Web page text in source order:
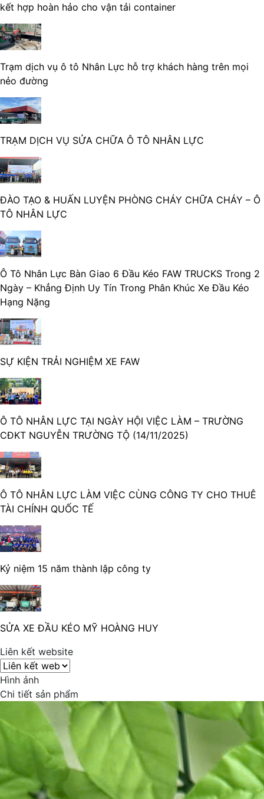
kết hợp hoàn hảo cho vận tải container
Trạm dịch vụ ô tô Nhân Lực hỗ trợ khách hàng trên mọi
nẻo đường
TRẠM DỊCH VỤ SỬA CHỮA Ô TÔ NHÂN LỰC
ĐÀO TẠO & HUẤN LUYỆN PHÒNG CHÁY CHỮA CHÁY – Ô
TÔ NHÂN LỰC
Ô Tô Nhân Lực Bàn Giao 6 Đầu Kéo FAW TRUCKS Trong 2
Ngày – Khẳng Định Uy Tín Trong Phân Khúc Xe Đầu Kéo
Hạng Nặng
SỰ KIỆN TRẢI NGHIỆM XE FAW
Ô TÔ NHÂN LỰC TẠI NGÀY HỘI VIỆC LÀM – TRƯỜNG
CĐKT NGUYỄN TRƯỜNG TỘ (14/11/2025)
Ô TÔ NHÂN LỰC LÀM VIỆC CÙNG CÔNG TY CHO THUÊ
TÀI CHÍNH QUỐC TẾ
Kỷ niệm 15 năm thành lập công ty
SỬA XE ĐẦU KÉO MỸ HOÀNG HUY
Liên kết website
Hình ảnh
Chi tiết sản phẩm